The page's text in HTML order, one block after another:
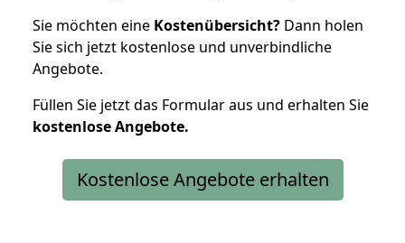
Sie möchten eine Kostenübersicht? Dann holen
Sie sich jetzt kostenlose und unverbindliche
Angebote.
Füllen Sie jetzt das Formular aus und erhalten Sie
kostenloseAngebote.
Kostenlose Angebote erhalten